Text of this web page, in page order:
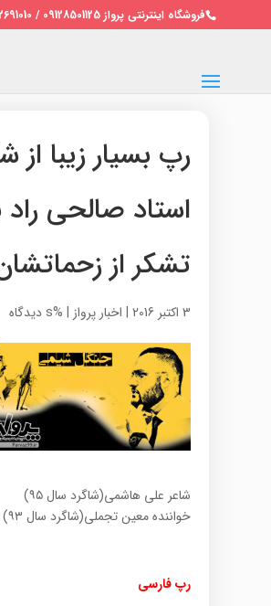
فروشگاه اینترنتی پرواز 09128501125 / 02122691010
رپ بسیار زیبا از
استاد صالحی
تشکر از
3 اکتبر 2016 | اخبار پرواز | %s دیدگاه
شاعر علی هاشمی(شاگرد سال ٩۵)
خواننده معین تجملی(شاگرد سال ٩٣) و علی هاشمی
رپ فارسی